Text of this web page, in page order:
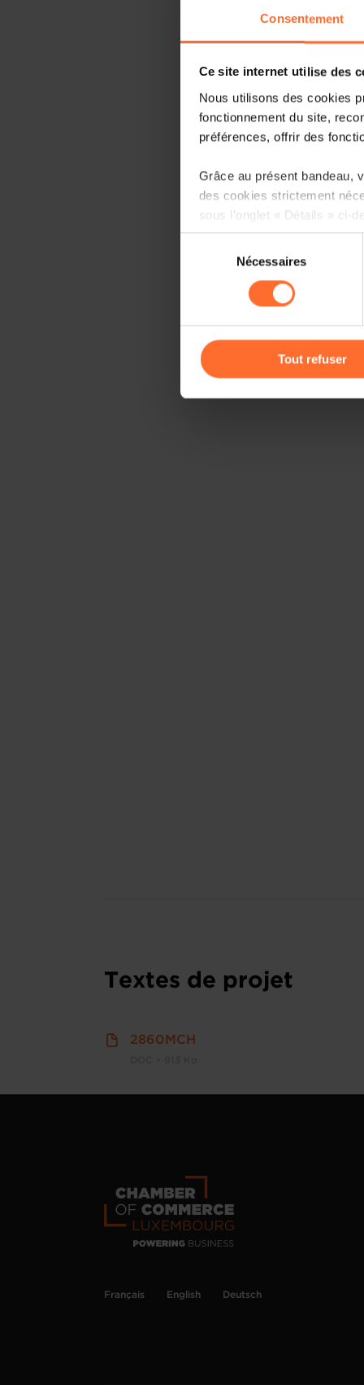
Consentement
Ce site internet utilise des
Nous utilisons des cookies
fonctionnement du site,
préférences, offrir des
Grâce au présent bandeau,
des cookies strictement
sous l’onglet « Détails » ci-
Il est précisé que la
sociaux, sauvegarde des
cas de refus de tous les
gauche de chaque page.
consentement
Nécessaires
Tout refuser
Textes de projet
2860MCH
Français English Deutsch